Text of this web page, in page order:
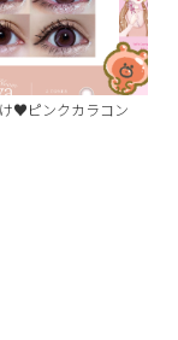
♥ピンクカラコン